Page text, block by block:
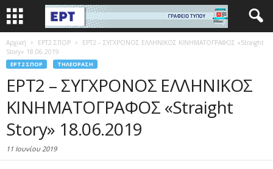
Αρχική EΡΤ2 ΣΠΟΡ
ΕΡΤ2 – ΣΥΓΧΡΟΝΟΣ ΕΛΛΗΝΙΚΟΣ ΚΙΝΗΜΑΤΟΓΡΑΦΟΣ «Straight
Story» 18.06.2019
EΡΤ2 ΣΠΟΡ ΤΗΛΕΌΡΑΣΗ
ΕΡΤ2 – ΣΥΓΧΡΟΝΟΣ ΕΛΛΗΝΙΚΟΣ
ΚΙΝΗΜΑΤΟΓΡΑΦΟΣ «Straight
Story» 18.06.2019
11 Ιουνίου 2019